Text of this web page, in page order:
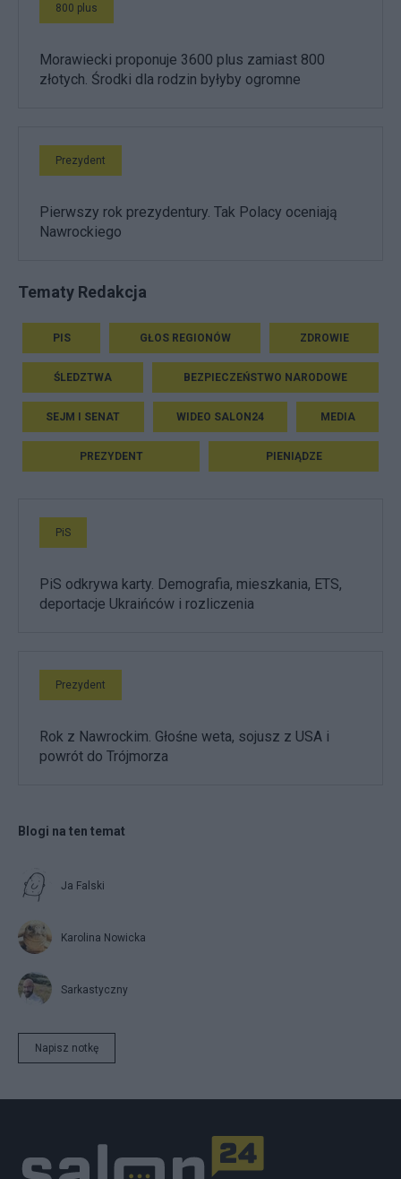
800 plus
Morawiecki proponuje 3600 plus zamiast 800
złotych. Środki dla rodzin byłyby ogromne
Prezydent
Pierwszy rok prezydentury. Tak Polacy oceniają
Nawrockiego
Tematy Redakcja
PIS GŁOS REGIONÓW ZDROWIE
ŚLEDZTWA BEZPIECZEŃSTWO NARODOWE
SEJM I SENAT WIDEO SALON24 MEDIA
PREZYDENT PIENIĄDZE
PiS
PiS odkrywa karty. Demografia, mieszkania, ETS,
deportacje Ukraińców i rozliczenia
Prezydent
Rok z Nawrockim. Głośne weta, sojusz z USA i
powrót do Trójmorza
Blogi na ten temat
Ja Falski
Karolina Nowicka
Sarkastyczny
Napisz notkę